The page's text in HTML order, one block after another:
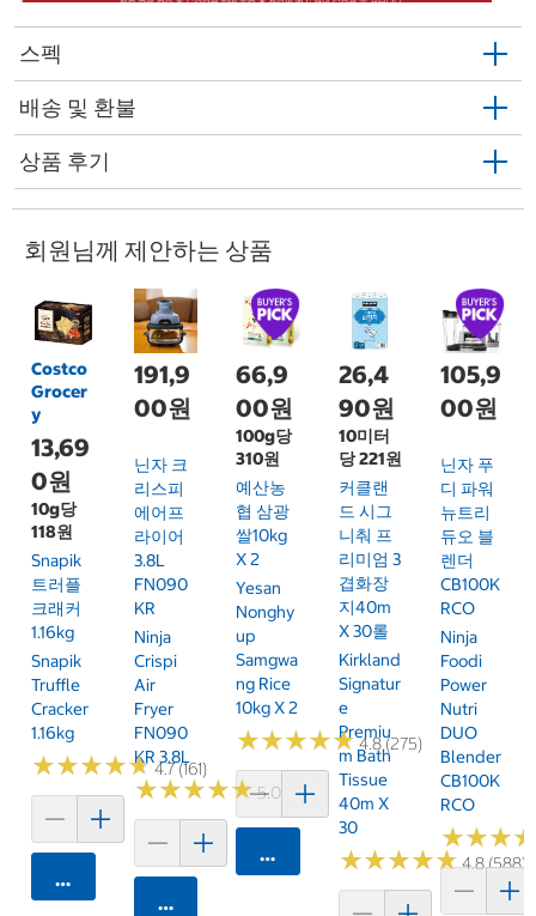
스펙
배송 및 환불
상품 후기
회원님께 제안하는 상품
Costco
Grocer
y
13,69
0원
10g당
118원
Snapik
트러플
크래커
1.16kg
Snapik
Truffle
Cracker
1.16kg
★★★★★
★★★★★4.7 (161)
카트에 담기
191,9
00원
닌자 크
리스피
에어프
라이어
3.8L
FN090
KR
Ninja
Crispi
Air
Fryer
FN090
KR 3.8L
★★★★★
★★★★★5.0 (6)
카트에 담기
66,9
00원
100g당
310원
예산농
협 삼광
쌀10kg
X 2
Yesan
Nonghy
Up
Samgwa
Ng Rice
10kg X 2
★★★★★
★★★★★4.8 (275)
카트에 담기
26,4
90원
10미터
당 221원
커클랜
드 시그
니춰 프
리미엄 3
겹화장
지40m
X 30롤
Kirkland
Signatur
E
Premiu
M Bath
Tissue
40m X
30
★★★★★
★★★★★4.8 (588)
105,9
00원
닌자 푸
디 파워
뉴트리
듀오 블
렌더
CB100K
RCO
Ninja
Foodi
Power
Nutri
DUO
Blender
CB100K
RCO
★★★
★★★